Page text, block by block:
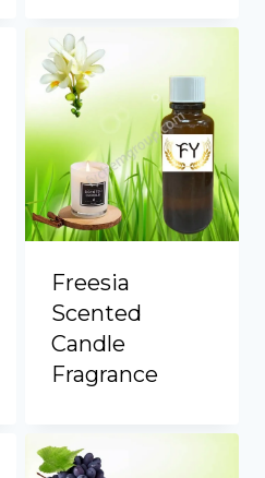
Freesia
Scented
Candle
Fragrance
Portuguese
Spanish (Colombia)